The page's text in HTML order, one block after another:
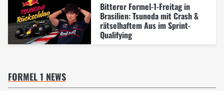
Bitterer Formel-1-Freitag in
Brasilien: Tsunoda mit Crash &
rätselhaftem Aus im Sprint-
Qualifying
FORMEL 1 NEWS